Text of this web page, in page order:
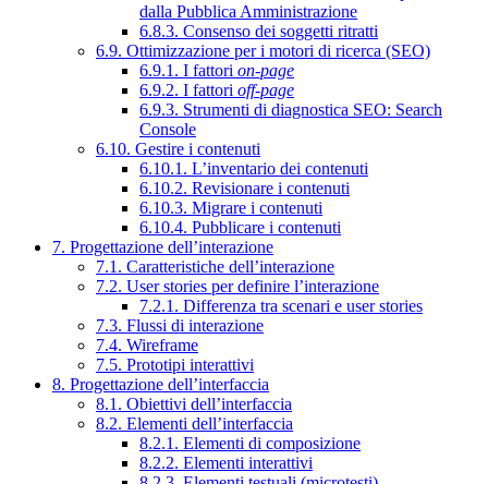
dalla Pubblica Amministrazione
6.8.3. Consenso dei soggetti ritratti
6.9. Ottimizzazione per i motori di ricerca (SEO)
6.9.1. I fattori on-page
6.9.2. I fattori off-page
6.9.3. Strumenti di diagnostica SEO: Search
Console
6.10. Gestire i contenuti
6.10.1. L’inventario dei contenuti
6.10.2. Revisionare i contenuti
6.10.3. Migrare i contenuti
6.10.4. Pubblicare i contenuti
7. Progettazione dell’interazione
7.1. Caratteristiche dell’interazione
7.2. User stories per definire l’interazione
7.2.1. Differenza tra scenari e user stories
7.3. Flussi di interazione
7.4. Wireframe
7.5. Prototipi interattivi
8. Progettazione dell’interfaccia
8.1. Obiettivi dell’interfaccia
8.2. Elementi dell’interfaccia
8.2.1. Elementi di composizione
8.2.2. Elementi interattivi